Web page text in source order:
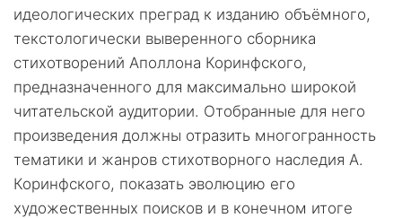
идеологических преград к изданию объёмного,
текстологически выверенного сборника
стихотворений Аполлона Коринфского,
предназначенного для максимально широкой
читательской аудитории. Отобранные для него
произведения должны отразить многогранность
тематики и жанров стихотворного наследия А.
Коринфского, показать эволюцию его
художественных поисков и в конечном итоге